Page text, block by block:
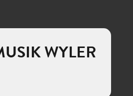
WYLER